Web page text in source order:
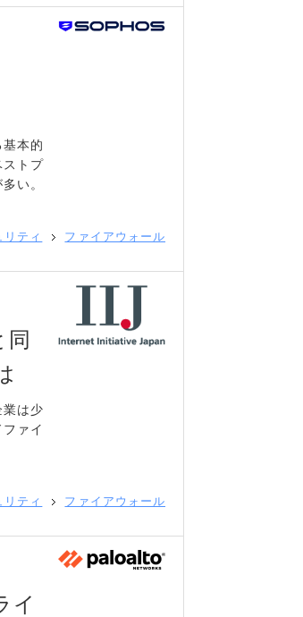
本的
ストプ
い。
リティ ファイアウォール
は少
ァイ
リティ ファイアウォール
イ